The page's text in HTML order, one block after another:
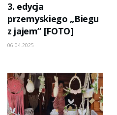
3. edycja
przemyskiego „Biegu
z jajem” [FOTO]
06.04.2025